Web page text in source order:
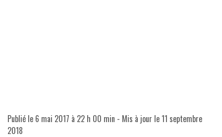
Publié le 6 mai 2017 à 22 h 00 min - Mis à jour le11 septembre
2018